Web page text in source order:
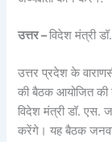
उत्तर –विदेश मंत्री
उत्तर प्रदेश के
की बैठक आयोजित की
विदेश मंत्री डॉ. एस.
करेंगे। यह बैठक